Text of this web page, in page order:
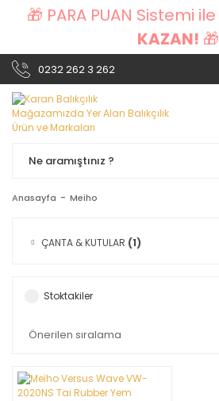
🎁 PARA PUAN Sistemi ile
KAZAN! 🎁
0232 262 3 262
Anasayfa Meiho
ÇANTA & KUTULAR (1)
Stoktakiler